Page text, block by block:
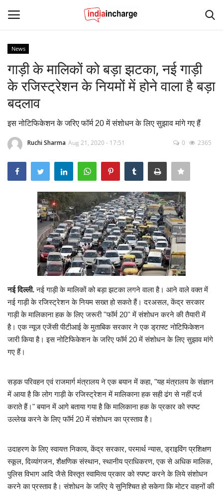
Home
News
Editorial Pick
Viral Videos
Viral Stories
Health & Wellness
News
गाड़ी के मालिकों को बड़ा झटका, नई गाड़ी
के रजिस्ट्रेशन के नियमों में होने वाला है बड़ा
बदलाव
इस नोटिफिकेशन के जरिए फॉर्म 20 में संशोधन के लिए सुझाव मांगे गए हैं
Ruchi Sharma Aug 21, 2020 - 17:51 0 2365
नई दिल्ली.नई गाड़ी के मालिकों को बड़ा झटका लगने वाला है। आने वाले वक्त में
नई गाड़ी के रजिस्ट्रेशन के नियम सख्त हो सकते हैं। दरअसल, केंद्र सरकार
गाड़ी के मालिकाना हक के लिए जरूरी ''फॉर्म 20'' में संशोधन करने की तैयारी में
है। एक न्यूज एजेंसी पीटीआई के मुताबिक सरकार ने एक ड्राफ्ट नोटिफिकेशन
जारी किया है। इस नोटिफिकेशन के जरिए फॉर्म 20 में संशोधन के लिए सुझाव मांगे
गए हैं।
सड़क परिवहन एवं राजमार्ग मंत्रालय ने एक बयान में कहा, "यह मंत्रालय के संज्ञान
में आया है कि लोग गाड़ी के रजिस्‍ट्रेशन में मालिकाना हक सही ढंग से नहीं दर्ज
कराते हैं।" बयान में आगे बताया गया है कि मालिकाना हक के प्रकार को स्पष्ट
उल्लेख करने के लिए फॉर्म 20 में संशोधन का प्रस्ताव है।
उदाहरण के लिए स्वायत्त निकाय, केंद्र सरकार, परमार्थ न्यास, ड्राइविंग प्रशिक्षण
स्कूल, दिव्यांगजन, शैक्षणिक संस्थान, स्थानीय प्राधिकरण, एक से अधिक मालिक,
पुलिस विभाग आदि जैसे विस्तृत स्वामित्व प्रकार को स्पष्ट करने के लिये संशोधन
करने का प्रस्ताव है। संशोधन के जरिए ये सुनिश्चित हो सकेगा कि मोटर वाहनों की